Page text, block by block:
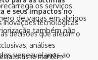
os serviços
de vagas em abrigos
também não
venezuelanos ao